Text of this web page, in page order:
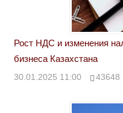
Рост НДС и изменения
бизнеса Казахстана
30.01.2025 11:00 43648